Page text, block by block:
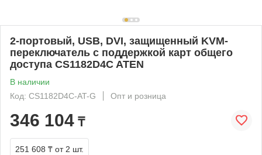
2-портовый, USB, DVI, защищенный KVM-
переключатель с поддержкой карт общего
доступа CS1182D4C ATEN
В наличии
Код: CS1182D4C-AT-G
Опт и розница
346 104 ₸
251 608 ₸ от 2 шт.